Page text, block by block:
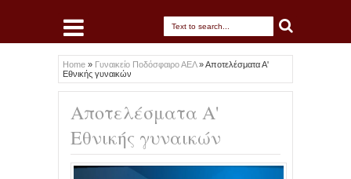
Home » Γυναικείο Ποδόσφαιρο ΑΕΛ»Αποτελέσματα Α'
Εθνικής γυναικών
Αποτελέσματα Α'
Εθνικής γυναικών